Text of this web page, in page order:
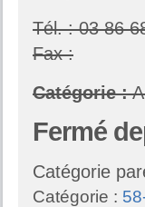
Tél. : 03 86
Fax :
Catégorie :A
Fermé
Catégorie
Catégorie :